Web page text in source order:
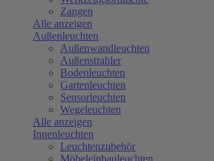
Zangen
Alle anzeigen
Außenleuchten
Außenwandleuchten
Außenstrahler
Bodenleuchten
Gartenleuchten
Sensorleuchten
Wegeleuchten
Alle anzeigen
Innenleuchten
Leuchtenzubehör